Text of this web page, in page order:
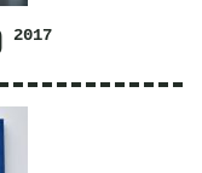
2017